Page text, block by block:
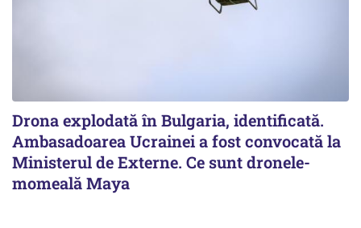
Drona explodată în Bulgaria, identificată.
Ambasadoarea Ucrainei a fost convocată la
Ministerul de Externe. Ce sunt dronele-
momeală Maya